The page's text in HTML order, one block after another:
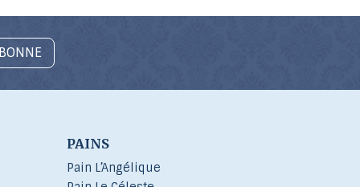
PAINS
Pain L’Angélique